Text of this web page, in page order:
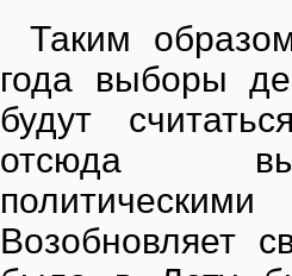
Таким
года выборы
будут
отсюда
Возобновляет